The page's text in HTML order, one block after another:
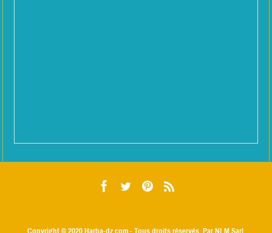
Copyright © 2020Harba-dz.com- Tous droits réservés. Par NLM Sarl.